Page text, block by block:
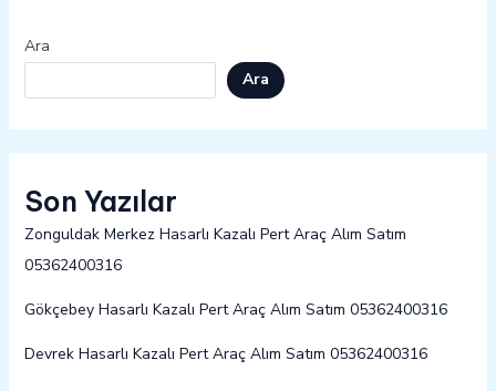
Ara
Ara
Son Yazılar
Zonguldak Merkez Hasarlı Kazalı Pert Araç Alım Satım
05362400316
Gökçebey Hasarlı Kazalı Pert Araç Alım Satım 05362400316
Devrek Hasarlı Kazalı Pert Araç Alım Satım 05362400316